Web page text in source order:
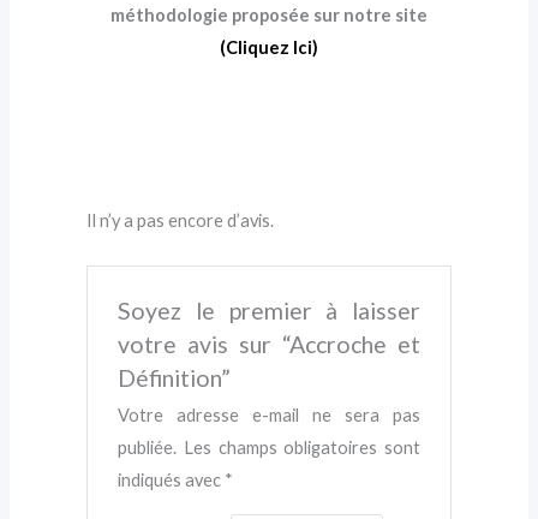
méthodologie proposée sur notre site
(Cliquez Ici)
Il n’y a pas encore d’avis.
Soyez le premier à laisser
votre avis sur “Accroche et
Définition”
Votre adresse e-mail ne sera pas
publiée. Les champs obligatoires sont
indiqués avec *